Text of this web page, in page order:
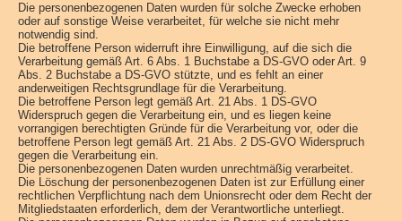
Die personenbezogenen Daten wurden für solche Zwecke erhoben
oder auf sonstige Weise verarbeitet, für welche sie nicht mehr
notwendig sind.
Die betroffene Person widerruft ihre Einwilligung, auf die sich die
Verarbeitung gemäß Art. 6 Abs. 1 Buchstabe a DS-GVO oder Art. 9
Abs. 2 Buchstabe a DS-GVO stützte, und es fehlt an einer
anderweitigen Rechtsgrundlage für die Verarbeitung.
Die betroffene Person legt gemäß Art. 21 Abs. 1 DS-GVO
Widerspruch gegen die Verarbeitung ein, und es liegen keine
vorrangigen berechtigten Gründe für die Verarbeitung vor, oder die
betroffene Person legt gemäß Art. 21 Abs. 2 DS-GVO Widerspruch
gegen die Verarbeitung ein.
Die personenbezogenen Daten wurden unrechtmäßig verarbeitet.
Die Löschung der personenbezogenen Daten ist zur Erfüllung einer
rechtlichen Verpflichtung nach dem Unionsrecht oder dem Recht der
Mitgliedstaaten erforderlich, dem der Verantwortliche unterliegt.